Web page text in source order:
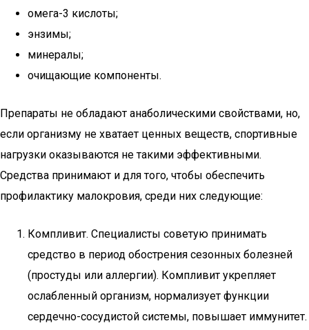
омега-3 кислоты;
энзимы;
минералы;
очищающие компоненты.
Препараты не обладают анаболическими свойствами, но,
если организму не хватает ценных веществ, спортивные
нагрузки оказываются не такими эффективными.
Средства принимают и для того, чтобы обеспечить
профилактику малокровия, среди них следующие:
Компливит. Специалисты советую принимать
средство в период обострения сезонных болезней
(простуды или аллергии). Компливит укрепляет
ослабленный организм, нормализует функции
сердечно-сосудистой системы, повышает иммунитет.